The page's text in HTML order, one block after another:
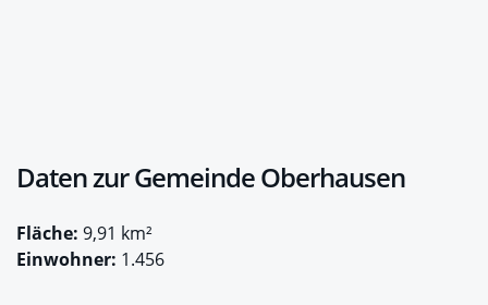
Daten zur Gemeinde Oberhausen
Fläche: 9,91 km²
Einwohner: 1.456